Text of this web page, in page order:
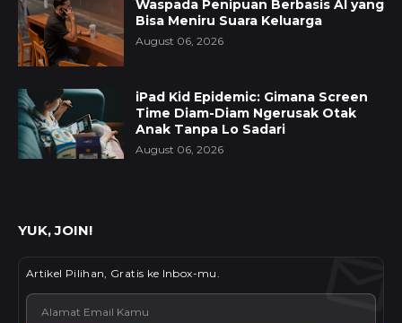
Waspada Penipuan Berbasis AI yang
Bisa Meniru Suara Keluarga
August 06, 2026
iPad Kid Epidemic: Gimana Screen
Time Diam-Diam Ngerusak Otak
Anak Tanpa Lo Sadari
August 06, 2026
YUK, JOIN!
Artikel Pilihan, Gratis ke Inbox-mu.